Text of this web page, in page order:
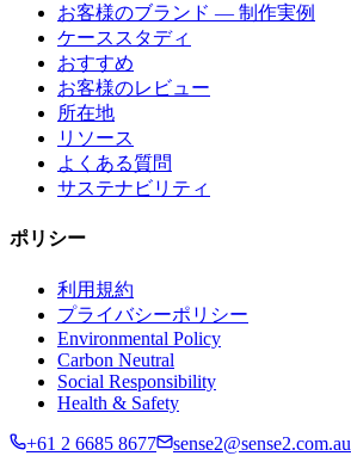
お客様のブランド — 制作実例
ケーススタディ
おすすめ
お客様のレビュー
所在地
リソース
よくある質問
サステナビリティ
ポリシー
利用規約
プライバシーポリシー
Environmental Policy
Carbon Neutral
Social Responsibility
Health & Safety
+61 2 6685 8677
sense2@sense2.com.au